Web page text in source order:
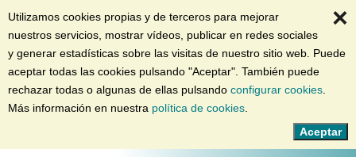
info@colesterolfamiliar.org | Contacto ×
Utilizamos cookies propias y de terceros para mejorar
nuestros servicios, mostrar vídeos, publicar en redes sociales
y generar estadísticas sobre las visitas de nuestro sitio web. Puede
aceptar todas las cookies pulsando "Aceptar". También puede
rechazar todas o algunas de ellas pulsando configurar cookies
Más información en nuestra política de cookies